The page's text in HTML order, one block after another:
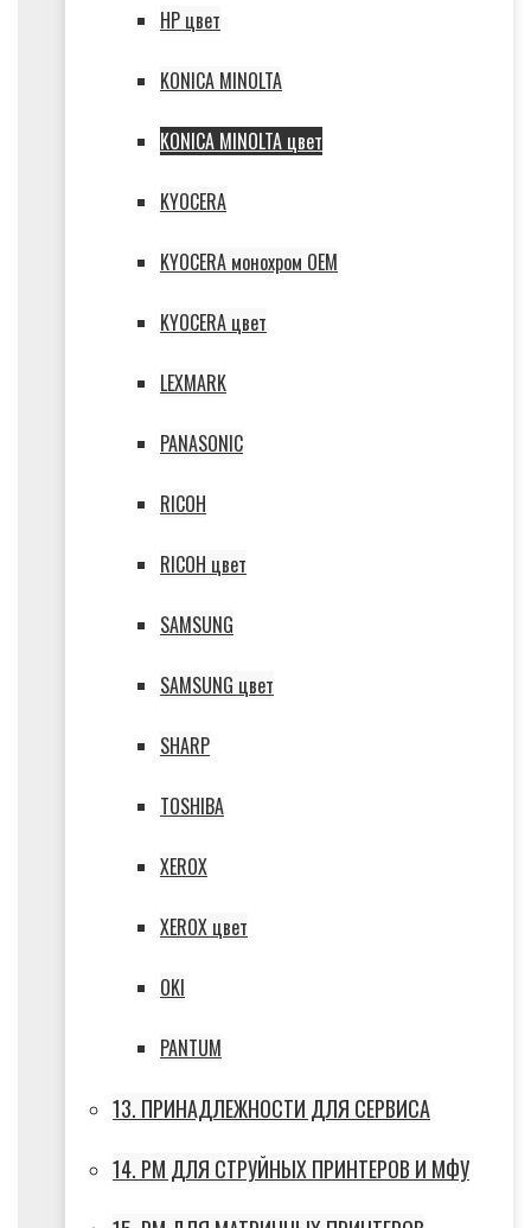
HP цвет
KONICA MINOLTA
KONICA MINOLTA цвет
KYOCERA
KYOCERA монохром OEM
KYOCERA цвет
LEXMARK
PANASONIC
RICOH
RICOH цвет
SAMSUNG
SAMSUNG цвет
SHARP
TOSHIBA
XEROX
XEROX цвет
OKI
PANTUM
13. ПРИНАДЛЕЖНОСТИ ДЛЯ СЕРВИСА
14. РМ ДЛЯ СТРУЙНЫХ ПРИНТЕРОВ И МФУ